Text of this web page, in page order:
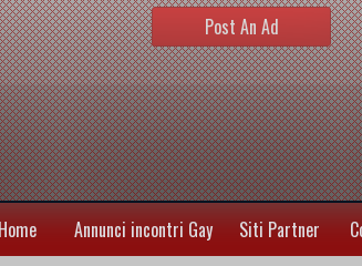
Post An Ad
Home Annunci incontri Gay Siti Partner